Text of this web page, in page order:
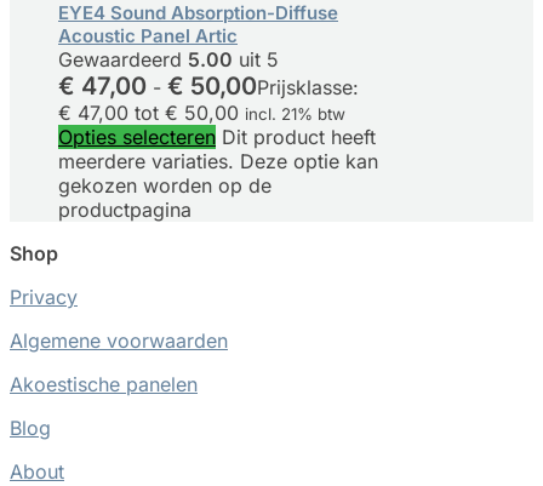
EYE4 Sound Absorption-Diffuse
Acoustic Panel Artic
Gewaardeerd 5.00 uit 5
€ 47,00 - € 50,00Prijsklasse:
€ 47,00 tot € 50,00 incl. 21% btw
Opties selecteren Dit product heeft
meerdere variaties. Deze optie kan
gekozen worden op de
productpagina
Shop
Privacy
Algemene voorwaarden
Akoestische panelen
Blog
About